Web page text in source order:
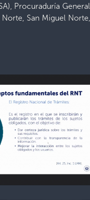
Procuraduría
San Miguel